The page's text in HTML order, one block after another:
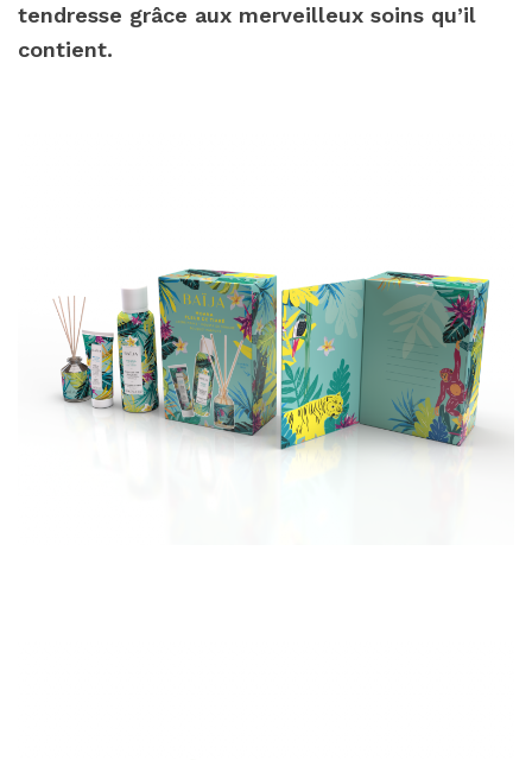
tendresse grâce aux merveilleux soins qu’il
contient.